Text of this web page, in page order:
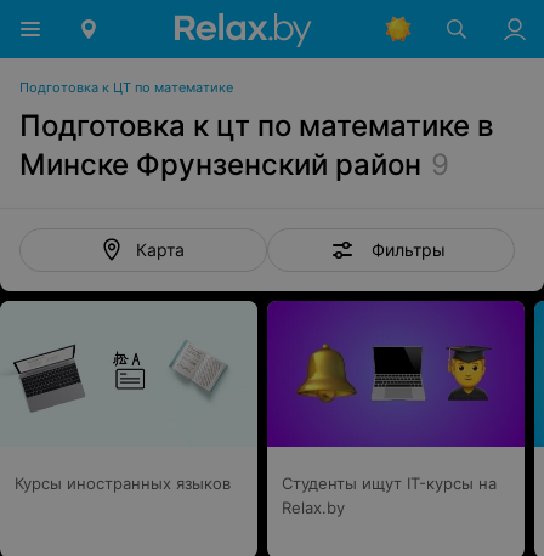
Подготовка к ЦТ по математике
Подготовка к цт по математике в
Минске Фрунзенский район 9
Карта Фильтры
Курсы иностранных языков
Студенты ищут IT-курсы на
Relax.by